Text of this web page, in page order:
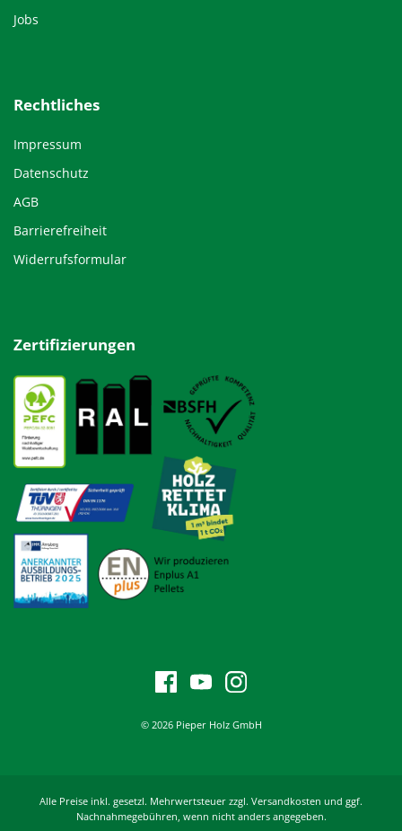
Jobs
Rechtliches
Impressum
Datenschutz
AGB
Barrierefreiheit
Widerrufsformular
Zertifizierungen
© 2026 Pieper Holz GmbH
Alle Preise inkl. gesetzl. Mehrwertsteuer zzgl. Versandkosten und ggf.
Nachnahmegebühren, wenn nicht anders angegeben.